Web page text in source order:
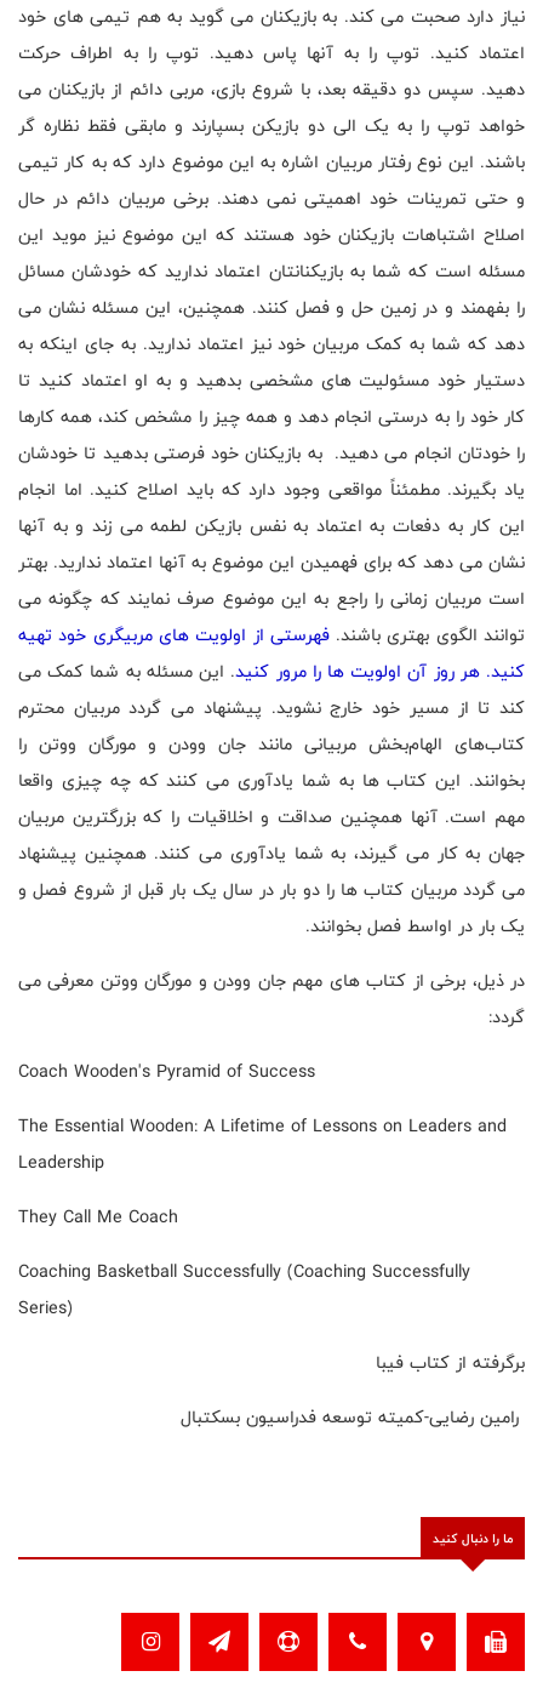
نیاز دارد صحبت می کند. به بازیکنان می گوید به هم تیمی های خود
اعتماد کنید. توپ را به آنها پاس دهید. توپ را به اطراف حرکت
دهید. سپس دو دقیقه بعد، با شروع بازی، مربی دائم از بازیکنان می
خواهد توپ را به یک الی دو بازیکن بسپارند و مابقی فقط نظاره گر
باشند. این نوع رفتار مربیان اشاره به این موضوع دارد که به کار تیمی
و حتی تمرینات خود اهمیتی نمی دهند. برخی مربیان دائم در حال
اصلاح اشتباهات بازیکنان خود هستند که این موضوع نیز موید این
مسئله است که شما به بازیکنانتان اعتماد ندارید که خودشان مسائل
را بفهمند و در زمین حل و فصل کنند. همچنین، این مسئله نشان می
دهد که شما به کمک مربیان خود نیز اعتماد ندارید. به جای اینکه به
دستیار خود مسئولیت های مشخصی بدهید و به او اعتماد کنید تا
کار خود را به درستی انجام دهد و همه چیز را مشخص کند، همه کارها
را خودتان انجام می دهید. به بازیکنان خود فرصتی بدهید تا خودشان
یاد بگیرند. مطمئناً مواقعی وجود دارد که باید اصلاح کنید. اما انجام
این کار به دفعات به اعتماد به نفس بازیکن لطمه می زند و به آنها
نشان می دهد که برای فهمیدن این موضوع به آنها اعتماد ندارید. بهتر
است مربیان زمانی را راجع به این موضوع صرف نمایند که چگونه می
توانند الگوی بهتری باشند.فهرستی از اولویت های مربیگری خود تهیه
کنید. هر روز آن اولویت ها را مرور کنید. این مسئله به شما کمک می
کند تا از مسیر خود خارج نشوید. پیشنهاد می گردد مربیان محترم
کتاب‌های الهام‌بخش مربیانی مانند جان وودن و مورگان ووتن را
بخوانند. این کتاب ها به شما یادآوری می کنند که چه چیزی واقعا
مهم است. آنها همچنین صداقت و اخلاقیات را که بزرگترین مربیان
جهان به کار می گیرند، به شما یادآوری می کنند. همچنین پیشنهاد
می گردد مربیان کتاب ها را دو بار در سال یک بار قبل از شروع فصل و
یک بار در اواسط فصل بخوانند.
در ذیل، برخی از کتاب های مهم جان وودن و مورگان ووتن معرفی می
گردد:
Coach Wooden's Pyramid of Success
The Essential Wooden: A Lifetime of Lessons on Leaders and
Leadership
They Call Me Coach
Coaching Basketball Successfully (Coaching Successfully
Series)
برگرفته از کتاب فیبا
رامین رضایی-کمیته توسعه فدراسیون بسکتبال
ما را دنبال کنید